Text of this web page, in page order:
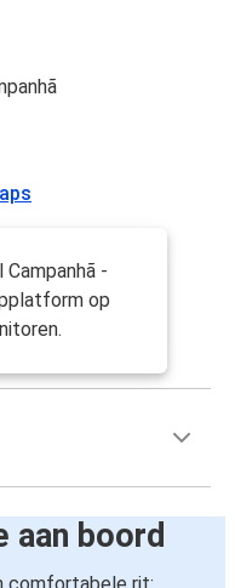
-
op
aan boord